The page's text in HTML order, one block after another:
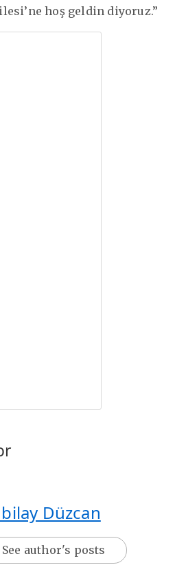
hoş geldin diyoruz.”
Düzcan
See author's posts